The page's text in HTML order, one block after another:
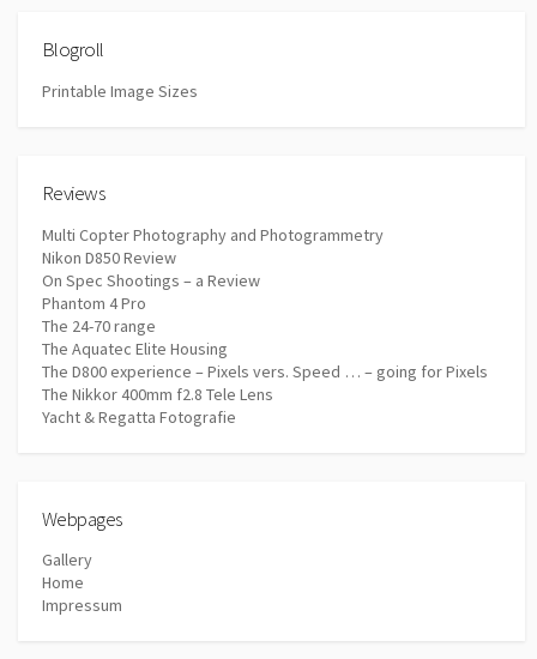
Blogroll
Printable Image Sizes
Reviews
Multi Copter Photography and Photogrammetry
Nikon D850 Review
On Spec Shootings – a Review
Phantom 4 Pro
The 24-70 range
The Aquatec Elite Housing
The D800 experience – Pixels vers. Speed … – going for Pixels
The Nikkor 400mm f2.8 Tele Lens
Yacht & Regatta Fotografie
Webpages
Gallery
Home
Impressum